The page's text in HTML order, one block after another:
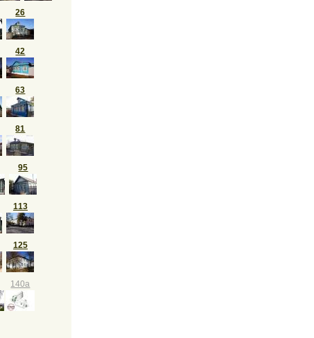
26
42
63
81
95
113
125
140а